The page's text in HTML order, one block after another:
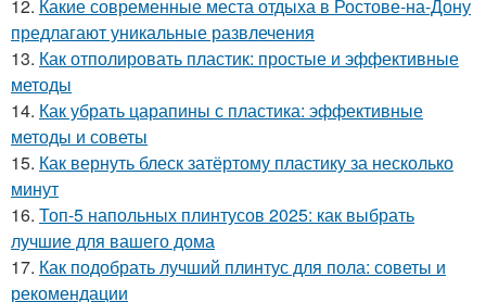
12. Какие современные места отдыха в Ростове-на-Дону
предлагают уникальные развлечения
13. Как отполировать пластик: простые и эффективные
методы
14. Как убрать царапины с пластика: эффективные
методы и советы
15. Как вернуть блеск затёртому пластику за несколько
минут
16. Топ-5 напольных плинтусов 2025: как выбрать
лучшие для вашего дома
17. Как подобрать лучший плинтус для пола: советы и
рекомендации